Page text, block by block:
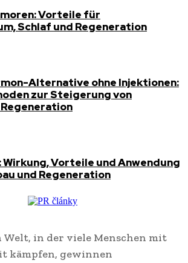
Vorteile für
Schlaf und Regeneration
Alternative ohne Injektionen:
zur Steigerung von
Wirkung, Vorteile und Anwendung
und Regeneration
in der viele Menschen mit
kämpfen, gewinnen